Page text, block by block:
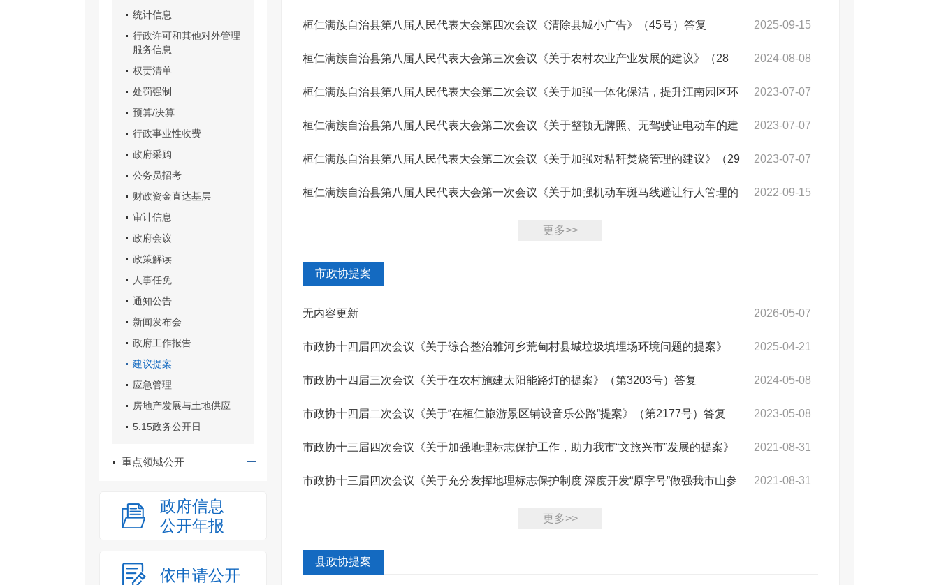
统计信息
行政许可和其他对外管理
服务信息
权责清单
处罚强制
预算/决算
行政事业性收费
政府采购
公务员招考
财政资金直达基层
审计信息
政府会议
政策解读
人事任免
通知公告
新闻发布会
政府工作报告
建议提案
应急管理
房地产发展与土地供应
5.15政务公开日
重点领域公开
政府信息
公开年报
依申请公开
2025-09-15
桓仁满族自治县第八届人民代表大会第四次会议《清除县城小广告》（45号）答复
2024-08-08
桓仁满族自治县第八届人民代表大会第三次会议《关于农村农业产业发展的建议》（28
号）答复 2023-07-07
桓仁满族自治县第八届人民代表大会第二次会议《关于加强一体化保洁，提升江南园区环
境卫生的... 2023-07-07
桓仁满族自治县第八届人民代表大会第二次会议《关于整顿无牌照、无驾驶证电动车的建
议》（30... 2023-07-07
桓仁满族自治县第八届人民代表大会第二次会议《关于加强对秸秆焚烧管理的建议》（29
号）答复 2022-09-15
桓仁满族自治县第八届人民代表大会第一次会议《关于加强机动车斑马线避让行人管理的
更多>>
市政协提案
2026-05-07
无内容更新
2025-04-21
市政协十四届四次会议《关于综合整治雅河乡荒甸村县城垃圾填埋场环境问题的提案》
（第4084号... 2024-05-08
市政协十四届三次会议《关于在农村施建太阳能路灯的提案》（第3203号）答复
2023-05-08
市政协十四届二次会议《关于“在桓仁旅游景区铺设音乐公路”提案》（第2177号）答复
2021-08-31
市政协十三届四次会议《关于加强地理标志保护工作，助力我市“文旅兴市”发展的提案》
（第406... 2021-08-31
市政协十三届四次会议《关于充分发挥地理标志保护制度 深度开发“原字号”做强我市山参
更多>>
县政协提案